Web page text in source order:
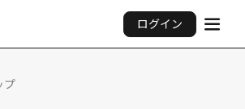
ログイン
プ